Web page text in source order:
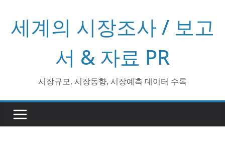
기
세계의 시장조사 / 보고
서 & 자료 PR
시장규모, 시장동향, 시장예측 데이터 수록